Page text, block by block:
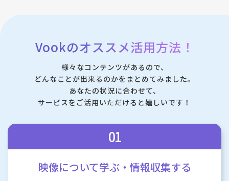
Vookのオススメ活用方法！
様々なコンテンツがあるので、
どんなことが出来るのかをまとめてみました。
あなたの状況に合わせて、
サービスをご活用いただけると嬉しいです！
01
映像について学ぶ・ 情報収集する